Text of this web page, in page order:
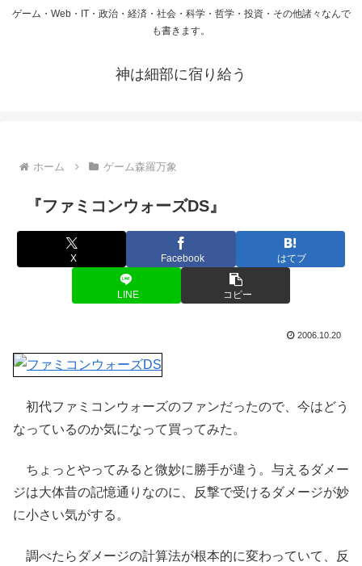
ゲーム・Web・IT・政治・経済・社会・科学・哲学・投資・その他諸々なんで
も書きます。
神は細部に宿り給う
ホーム ゲーム森羅万象
『ファミコンウォーズDS』
X Facebook はてブ
LINE コピー
2006.10.20
初代ファミコンウォーズのファンだったので、今はどう
なっているのか気になって買ってみた。
ちょっとやってみると微妙に勝手が違う。与えるダメー
ジは大体昔の記憶通りなのに、反撃で受けるダメージが妙
に小さい気がする。
調べたらダメージの計算法が根本的に変わっていて、反